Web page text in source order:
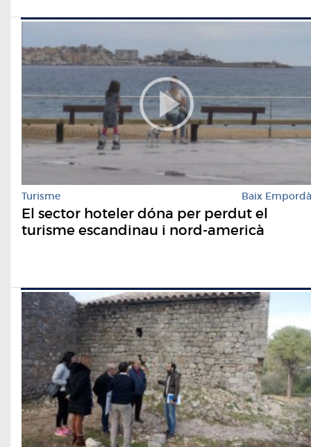
Turisme Baix Empordà
El sector hoteler dóna per perdut el
turisme escandinau i nord-americà